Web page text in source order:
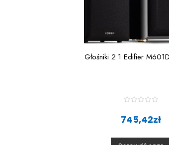
Głośniki 2.1 Edifier
t
0
745,42zł